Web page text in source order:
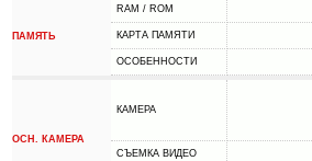
ПАМЯТЬ
RAM / ROM
КАРТА ПАМЯТИ
ОСОБЕННОСТИ
ОСН. КАМЕРА
КАМЕРА
СЪЕМКА ВИДЕО